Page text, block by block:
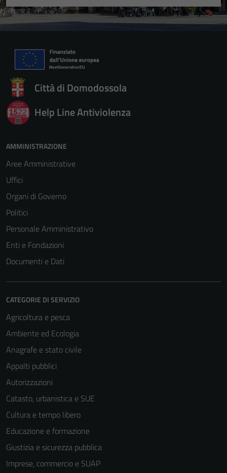
Città di Domodossola
Help Line Antiviolenza
AMMINISTRAZIONE
Aree Amministrative
Uffici
Organi di Governo
Politici
Personale Amministrativo
Enti e Fondazioni
Documenti e Dati
CATEGORIE DI SERVIZIO
Agricoltura e pesca
Ambiente ed Ecologia
Anagrafe e stato civile
Appalti pubblici
Autorizzazioni
Catasto, urbanistica e SUE
Cultura e tempo libero
Educazione e formazione
Giustizia e sicurezza pubblica
Imprese, commercio e SUAP